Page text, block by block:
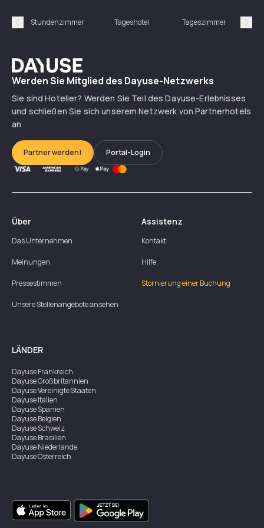
Précédent
Stundenzimmer Tageshotel Tageszimmer
Dayuse
Werden Sie Mitglied des Dayuse-Netzwerks
Sie sind Hotelier? Werden Sie Teil des Dayuse-Erlebnisses
und schließen Sie sich unserem Netzwerk von Partnerhotels
an
Partner werden! Portal-Login
Über
Das Unternehmen
Meinungen
Pressestimmen
Unsere Stellenangebote ansehen
Assistenz
Kontakt
Hilfe
Stornierung einer Buchung
LÄNDER
DayuseFrankreich
DayuseGroßbritannien
DayuseVereinigte Staaten
DayuseItalien
DayuseSpanien
DayuseBelgien
DayuseSchweiz
DayuseBrasilien
DayuseNiederlande
DayuseÖsterreich
DayuseSingapur
DayuseZweden
DayuseThailand